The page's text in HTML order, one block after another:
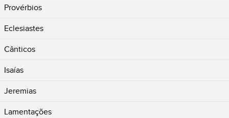
Provérbios
Eclesiastes
Cânticos
Isaías
Jeremias
Lamentações